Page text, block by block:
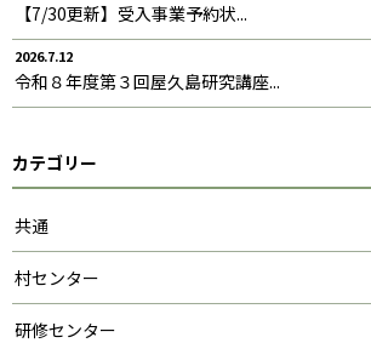
【7/30更新】受入事業予約状...
2026.7.12
令和８年度第３回屋久島研究講座...
カテゴリー
共通
村センター
研修センター